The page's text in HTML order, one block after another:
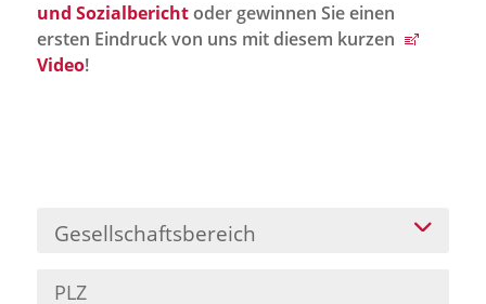
Jobportal
Presse und Medien
Karriere
Presse
und Sozialberichtoder gewinnen Sie einen
ersten Eindruck von uns mit diesem kurzen
Video!
Gesellschaftsbereich